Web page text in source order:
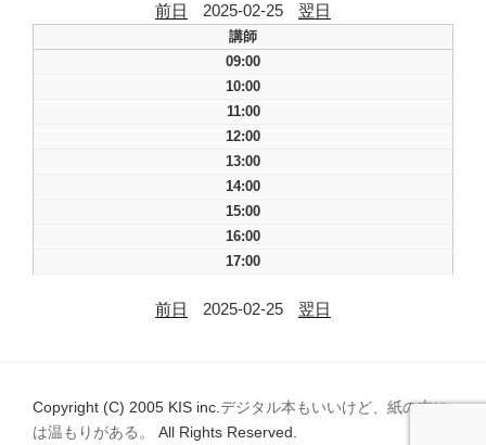
前日 2025-02-25 翌日
講師
09:00
10:00
11:00
12:00
13:00
14:00
15:00
16:00
17:00
前日 2025-02-25 翌日
Copyright (C) 2005 KIS inc. デジタル本もいいけど、紙の本に
は温もりがある。 All Rights Reserved.